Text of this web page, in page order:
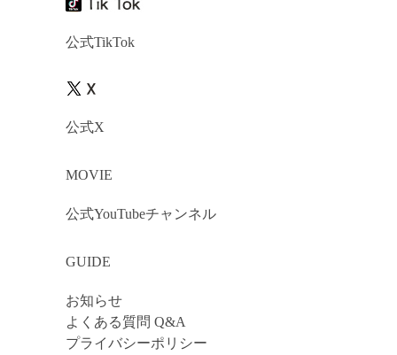
公式TikTok
公式X
MOVIE
公式YouTubeチャンネル
GUIDE
お知らせ
よくある質問 Q&A
プライバシーポリシー